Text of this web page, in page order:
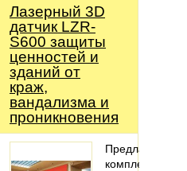
Лазерный 3D
датчик LZR-
S600 защиты
ценностей и
зданий от
краж,
вандализма и
проникновения
Предлагаем
комплекты